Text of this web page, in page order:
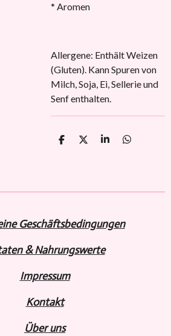
* Aromen
Allergene: Enthält Weizen
(Gluten). Kann Spuren von
Milch, Soja, Ei, Sellerie und
Senf enthalten.
T
n
T
n
T
n
T
n
Geschäftsbedingungen
& Nahrungswerte
Impressum
Kontakt
Über uns